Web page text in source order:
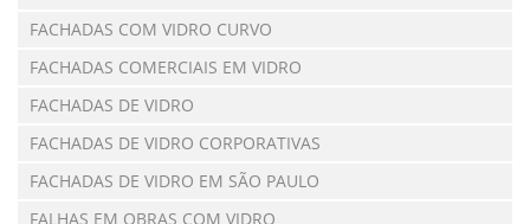
FACHADAS COM VIDRO CURVO
FACHADAS COMERCIAIS EM VIDRO
FACHADAS DE VIDRO
FACHADAS DE VIDRO CORPORATIVAS
FACHADAS DE VIDRO EM SÃO PAULO
FALHAS EM OBRAS COM VIDRO